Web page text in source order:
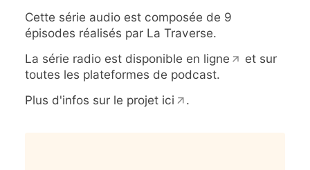
Cette série audio est composée de 9
épisodes réalisés par La Traverse.
La série radio est disponible en ligne
et sur
toutes les plateformes de podcast.
Plus d'infos sur le projet ici .